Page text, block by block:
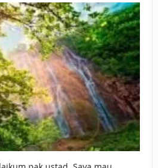
ZAKAT UANG?
HALAL JIKA SEBAB
SYAR’I
ALLAH
DENGAN CARA MENGANGSUR